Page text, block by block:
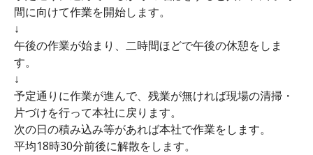
間に向けて作業を開始します。
↓
午後の作業が始まり、二時間ほどで午後の休憩をしま
す。
↓
予定通りに作業が進んで、残業が無ければ現場の清掃・
片づけを行って本社に戻ります。
次の日の積み込み等があれば本社で作業をします。
平均18時30分前後に解散をします。